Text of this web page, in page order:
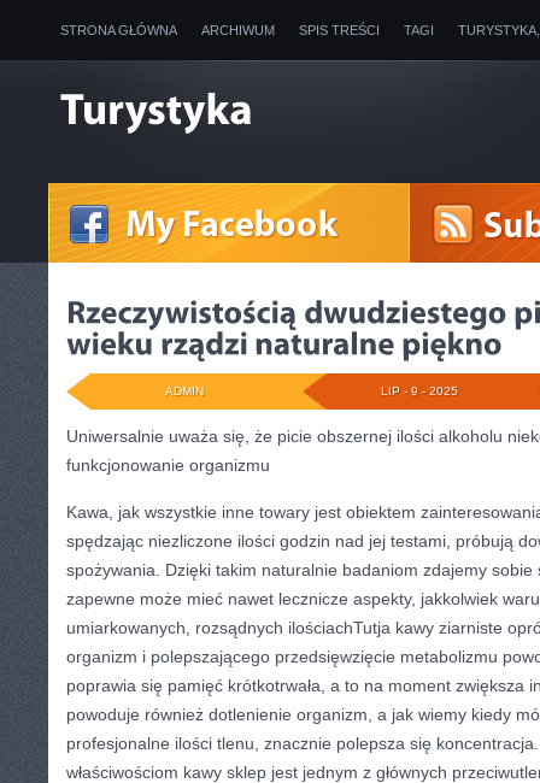
STRONA GŁÓWNA ARCHIWUM SPIS TREŚCI TAGI
LIP - 9 - 2025
ADMIN
Uniwersalnie uważa się, że picie obszernej ilości alkoholu
funkcjonowanie organizmu
Kawa, jak wszystkie inne towary jest obiektem
spędzając niezliczone ilości godzin nad jej testami, próbują
spożywania. Dzięki takim naturalnie badaniom zdajemy
zapewne może mieć nawet lecznicze aspekty, jakkolwiek
umiarkowanych, rozsądnych ilościachTutja kawy ziarniste
organizm i polepszającego przedsięwzięcie metabolizmu
poprawia się pamięć krótkotrwała, a to na moment zwiększa
powoduje również dotlenienie organizm, a jak wiemy kiedy
profesjonalne ilości tlenu, znacznie polepsza się
właściwościom kawy sklep jest jednym z głównych